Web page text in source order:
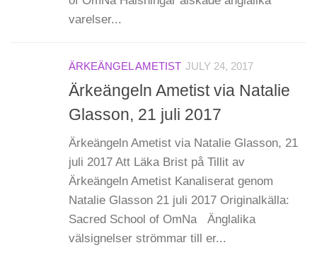
varelser...
ÄRKEÄNGEL AMETIST JULY 24, 2017
Ärkeängeln Ametist via Natalie
Glasson, 21 juli 2017
Ärkeängeln Ametist via Natalie Glasson, 21
juli 2017 Att Läka Brist på Tillit av
Ärkeängeln Ametist Kanaliserat genom
Natalie Glasson 21 juli 2017 Originalkälla:
Sacred School of OmNa Änglalika
välsignelser strömmar till er...